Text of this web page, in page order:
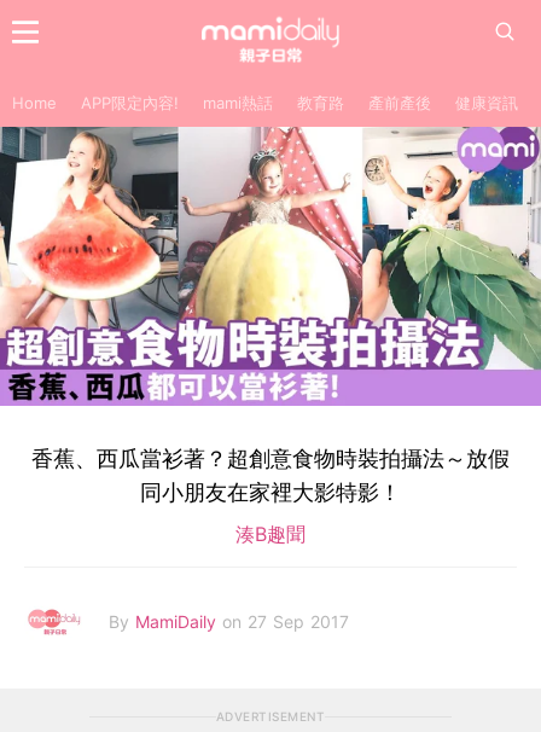
Home APP限定內容! mami熱話 教育路 產前產後 健康資訊
香蕉、西瓜當衫著？超創意食物時裝拍攝法～放假
同小朋友在家裡大影特影！
湊B趣聞
By MamiDaily on 27 Sep 2017
ADVERTISEMENT